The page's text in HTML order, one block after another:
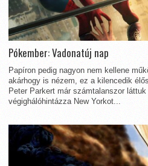
Pókember: Vadonatúj nap
Papíron pedig nagyon nem kellene
akárhogy is nézem, ez a kilencedik
Peter Parkert már számtalanszor
végighálóhintázza New Yorkot...